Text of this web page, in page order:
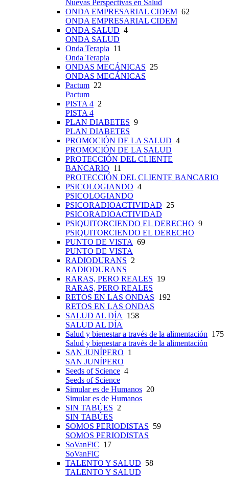
Nuevas Perspectivas en Salud
ONDA EMPRESARIAL CIDEM 62
ONDA EMPRESARIAL CIDEM
ONDA SALUD 4
ONDA SALUD
Onda Terapia 11
Onda Terapia
ONDAS MECÁNICAS 25
ONDAS MECÁNICAS
Pactum 22
Pactum
PISTA 4 2
PISTA 4
PLAN DIABETES 9
PLAN DIABETES
PROMOCIÓN DE LA SALUD 4
PROMOCIÓN DE LA SALUD
PROTECCIÓN DEL CLIENTE
BANCARIO 11
PROTECCIÓN DEL CLIENTE BANCARIO
PSICOLOGIANDO 4
PSICOLOGIANDO
PSICORADIOACTIVIDAD 25
PSICORADIOACTIVIDAD
PSIQUITORCIENDO EL DERECHO 9
PSIQUITORCIENDO EL DERECHO
PUNTO DE VISTA 69
PUNTO DE VISTA
RADIODURANS 2
RADIODURANS
RARAS, PERO REALES 19
RARAS, PERO REALES
RETOS EN LAS ONDAS 192
RETOS EN LAS ONDAS
SALUD AL DÍA 158
SALUD AL DÍA
Salud y bienestar a través de la alimentación 175
Salud y bienestar a través de la alimentación
SAN JUNÍPERO 1
SAN JUNÍPERO
Seeds of Science 4
Seeds of Science
Simular es de Humanos 20
Simular es de Humanos
SIN TABÚES 2
SIN TABÚES
SOMOS PERIODISTAS 59
SOMOS PERIODISTAS
SoVanFiC 17
SoVanFiC
TALENTO Y SALUD 58
TALENTO Y SALUD